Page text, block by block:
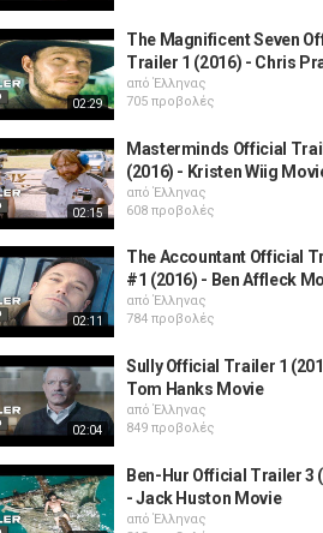
02:29
The Magnificent Seven
Trailer 1 (2016) - Chris
απόΈλληνας
705 προβολές
02:15
Masterminds Official
(2016) - Kristen Wiig
απόΈλληνας
608 προβολές
02:11
The Accountant Official
#1 (2016) - Ben Affleck
απόΈλληνας
784 προβολές
02:04
Sully Official Trailer 1
Tom Hanks Movie
απόΈλληνας
849 προβολές
Ben-Hur Official Trailer 3
- Jack Huston Movie
απόΈλληνας